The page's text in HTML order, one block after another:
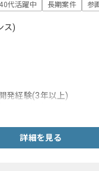
40代活躍中 長期案件 参
ス)
発経験(3年以上)
詳細を見る